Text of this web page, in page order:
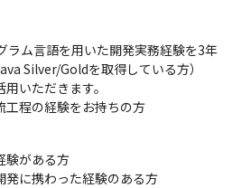
ラム言語を用いた開発実務経験を3年
Silver/Goldを取得している方）
いただきます。
工程の経験をお持ちの方
験がある方
発に携わった経験のある方